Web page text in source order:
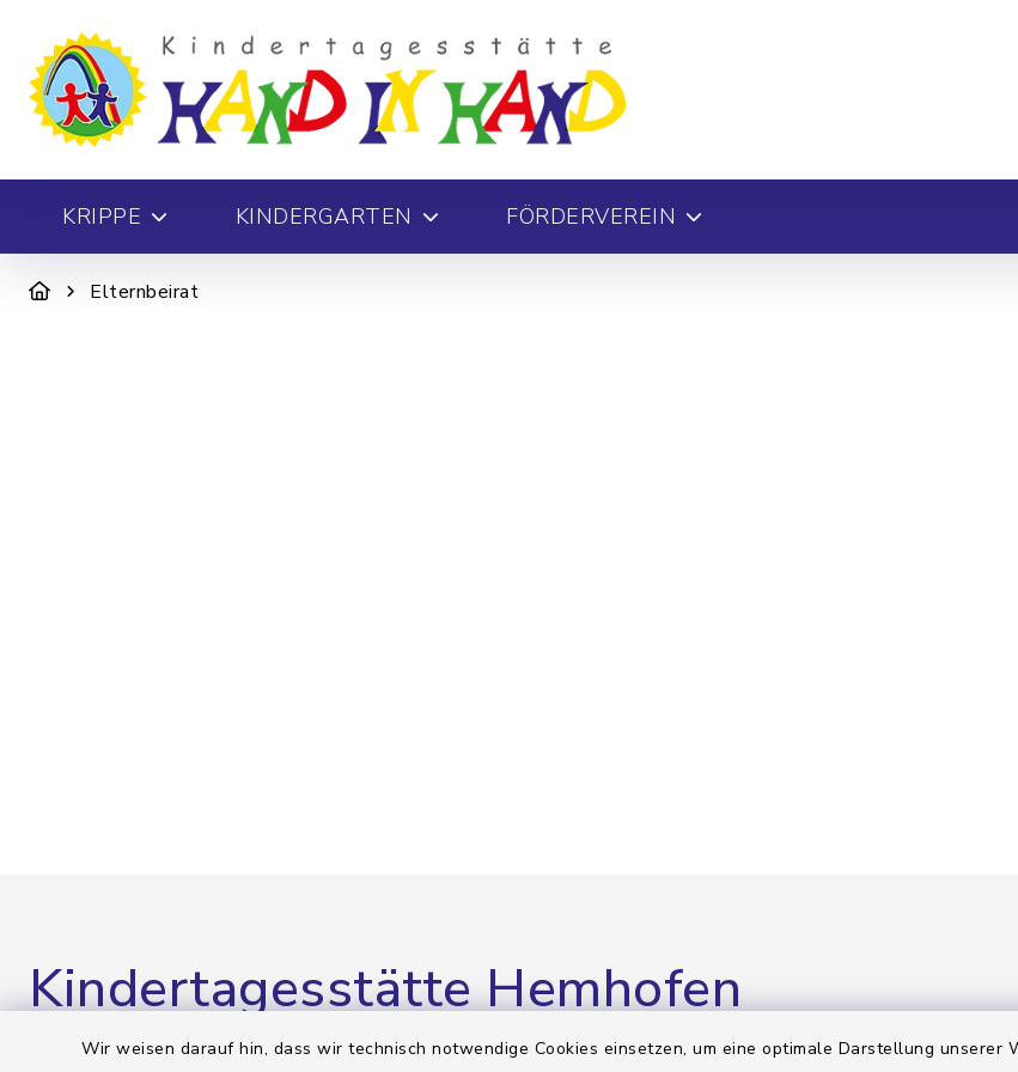
Wir weisen darauf hin, dass wir technisch notwendige Cookies einsetzen, um eine optimale Darstellung
KRIPPE KINDERGARTEN FÖRDERVEREIN
Elternbeirat
Kindertagesstätte Hemhofen